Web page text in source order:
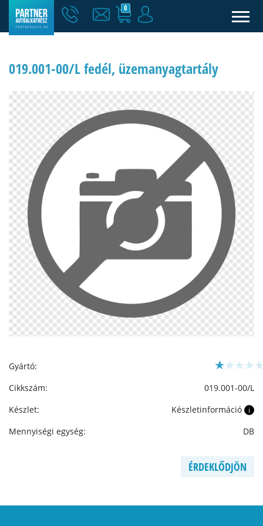
0
019.001-00/L fedél, üzemanyagtartály
Gyártó:
Cikkszám:
019.001-00/L
Készlet:
Készletinformáció i
Mennyiségi egység: DB
ÉRDEKLŐDJÖN